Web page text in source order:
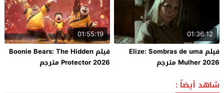
01:36:12
فيلم Elize: Sombras de uma
Mulher 2026 مترجم
01:55:19
فيلم Boonie Bears: The Hidden
Protector 2026 مترجم
شاهد أيضاً :